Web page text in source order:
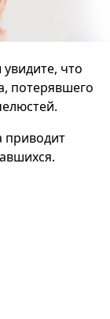
что
потерявшего
приводит